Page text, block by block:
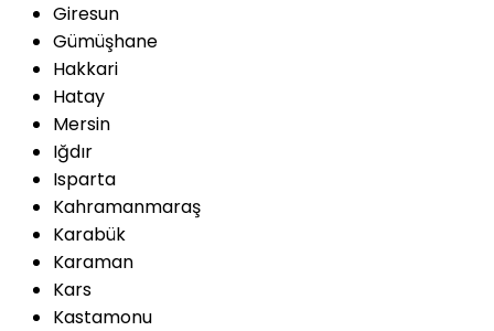
Giresun
Gümüşhane
Hakkari
Hatay
Mersin
Iğdır
Isparta
Kahramanmaraş
Karabük
Karaman
Kars
Kastamonu